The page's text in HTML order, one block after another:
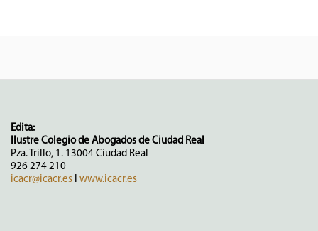
Edita:
Ilustre Colegio de Abogados de Ciudad Real
Pza. Trillo, 1. 13004 Ciudad Real
926 274 210
icacr@icacr.es
www.icacr.es